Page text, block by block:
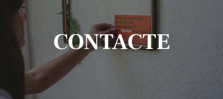
CONTACTE